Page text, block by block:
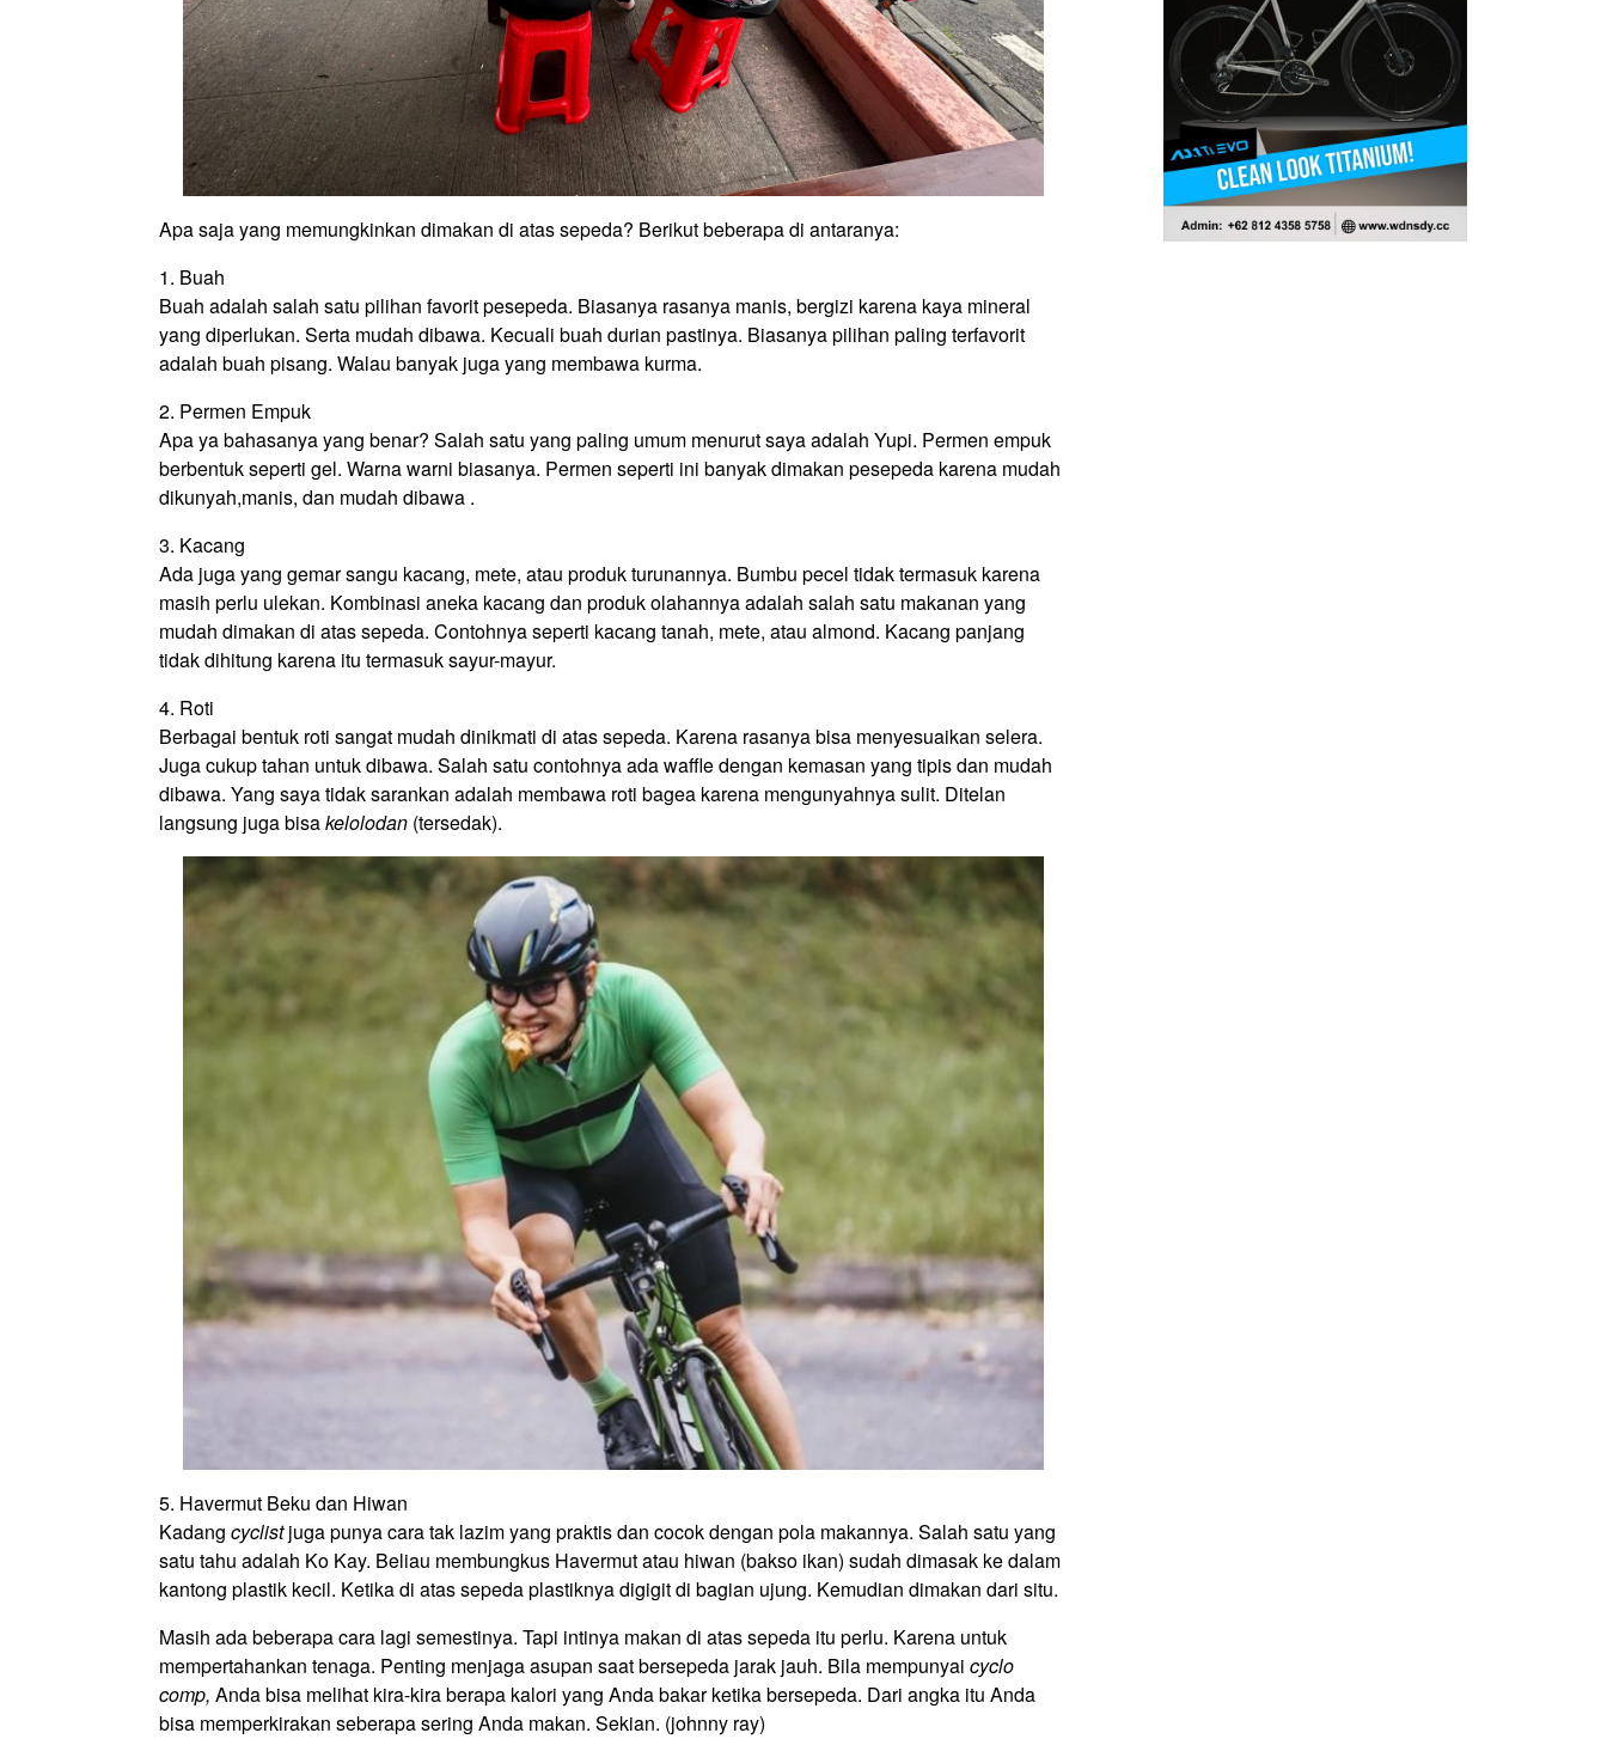
Apa saja yang memungkinkan dimakan di atas sepeda? Berikut beberapa di antaranya:
1. Buah
Buah adalah salah satu pilihan favorit pesepeda. Biasanya rasanya manis, bergizi karena kaya mineral
yang diperlukan. Serta mudah dibawa. Kecuali buah durian pastinya. Biasanya pilihan paling terfavorit
adalah buah pisang. Walau banyak juga yang membawa kurma.
2. Permen Empuk
Apa ya bahasanya yang benar? Salah satu yang paling umum menurut saya adalah Yupi. Permen empuk
berbentuk seperti gel. Warna warni biasanya. Permen seperti ini banyak dimakan pesepeda karena mudah
dikunyah,manis, dan mudah dibawa .
3. Kacang
Ada juga yang gemar sangu kacang, mete, atau produk turunannya. Bumbu pecel tidak termasuk karena
masih perlu ulekan. Kombinasi aneka kacang dan produk olahannya adalah salah satu makanan yang
mudah dimakan di atas sepeda. Contohnya seperti kacang tanah, mete, atau almond. Kacang panjang
tidak dihitung karena itu termasuk sayur-mayur.
4. Roti
Berbagai bentuk roti sangat mudah dinikmati di atas sepeda. Karena rasanya bisa menyesuaikan selera.
Juga cukup tahan untuk dibawa. Salah satu contohnya ada waffle dengan kemasan yang tipis dan mudah
dibawa. Yang saya tidak sarankan adalah membawa roti bagea karena mengunyahnya sulit. Ditelan
langsung juga bisakelolodan (tersedak).
5. Havermut Beku dan Hiwan
Kadang cyclistjuga punya cara tak lazim yang praktis dan cocok dengan pola makannya. Salah satu yang
satu tahu adalah Ko Kay. Beliau membungkus Havermut atau hiwan (bakso ikan) sudah dimasak ke dalam
kantong plastik kecil. Ketika di atas sepeda plastiknya digigit di bagian ujung. Kemudian dimakan dari situ.
Masih ada beberapa cara lagi semestinya. Tapi intinya makan di atas sepeda itu perlu. Karena untuk
mempertahankan tenaga. Penting menjaga asupan saat bersepeda jarak jauh. Bila mempunyai cyclo
comp, Anda bisa melihat kira-kira berapa kalori yang Anda bakar ketika bersepeda. Dari angka itu Anda
bisa memperkirakan seberapa sering Anda makan. Sekian. (johnny ray)